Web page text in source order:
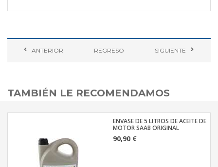
ANTERIOR REGRESO SIGUIENTE
TAMBIÉN LE RECOMENDAMOS
ENVASE DE 5 LITROS DE ACEITE DE
MOTOR SAAB ORIGINAL
90,90 €